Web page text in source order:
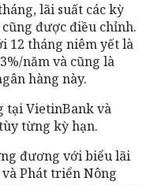
lãi suất các kỳ
được điều chỉnh.
12 tháng niêm yết là
năm và cũng là
hàng này.
tại VietinBank và
từng kỳ hạn.
đương với biểu lãi
Phát triển Nông